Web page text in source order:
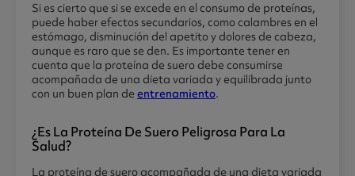
Si es cierto que si se excede en el consumo de proteínas,
puede haber efectos secundarios, como calambres en el
estómago, disminución del apetito y dolores de cabeza,
aunque es raro que se den. Es importante tener en
cuenta que la proteína de suero debe consumirse
acompañada de una dieta variada y equilibrada junto
con un buen plan de entrenamiento.
¿es La Proteína De Suero Peligrosa Para La
Salud?
La proteína de suero acompañada de una dieta variada